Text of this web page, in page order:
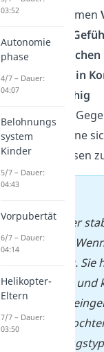
und übernehmen
können ihre
darüber sprechen
bleiben auch in
handlungsfähig
lassen ihrem
Freiraum
, ohne
zurückgewiesen
Anna ist in einer
Partnerschaft.
bleibt sie ruhig.
über ihre Sicht und
Kompromisse
ihrer kleinen
sichere
03:52
Autonomie
phase
4/7 – Dauer:
04:07
Belohnungs
system
Kinder
5/7 – Dauer:
04:43
Vorpubertät
6/7 – Dauer:
04:14
Helikopter-
Eltern
7/7 – Dauer:
03:50